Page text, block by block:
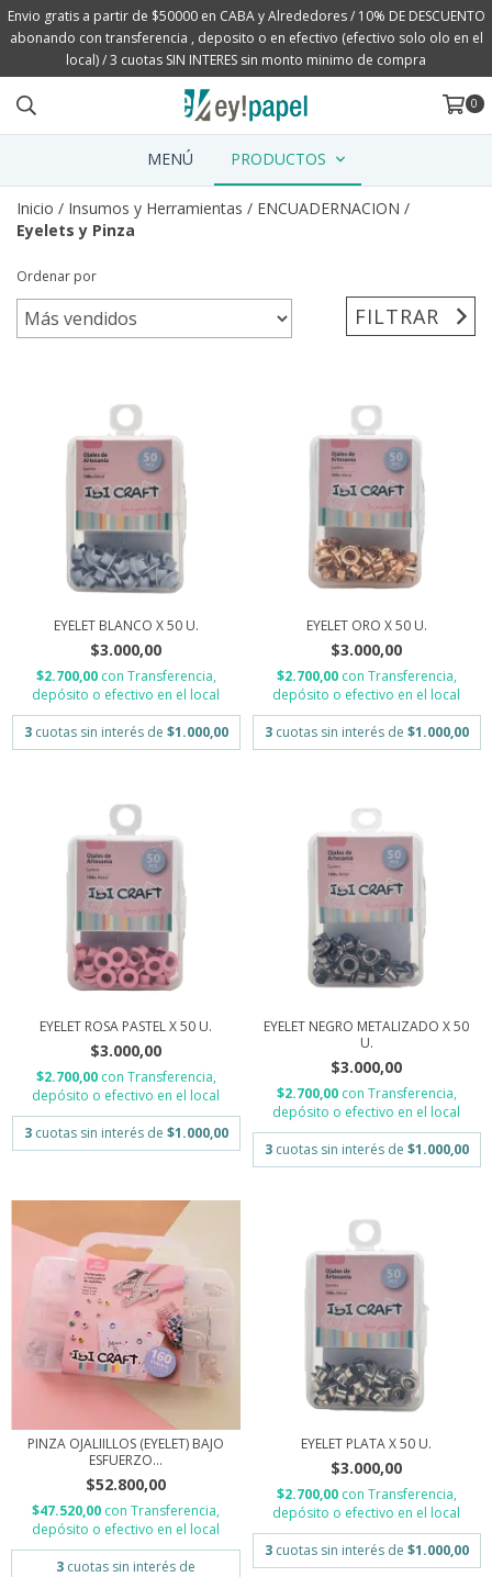
Envio gratis a partir de $50000 en CABA y Alrededores / 10% DE DESCUENTO
abonando con transferencia , deposito o en efectivo (efectivo solo olo en el
local) / 3 cuotas SIN INTERES sin monto minimo de compra
0
MENÚ PRODUCTOS
Inicio / Insumos y Herramientas / ENCUADERNACION /
Eyelets y Pinza
Ordenar por
FILTRAR
EYELET BLANCO X 50 U.
$3.000,00
$2.700,00 con Transferencia,
depósito o efectivo en el local
3 cuotas sin interés de $1.000,00
EYELET ORO X 50 U.
$3.000,00
$2.700,00 con Transferencia,
depósito o efectivo en el local
3 cuotas sin interés de $1.000,00
EYELET ROSA PASTEL X 50 U.
$3.000,00
$2.700,00 con Transferencia,
depósito o efectivo en el local
3 cuotas sin interés de $1.000,00
EYELET NEGRO METALIZADO X 50
U.
$3.000,00
$2.700,00 con Transferencia,
depósito o efectivo en el local
3 cuotas sin interés de $1.000,00
PINZA OJALIILLOS (EYELET) BAJO
ESFUERZO...
$52.800,00
$47.520,00 con Transferencia,
depósito o efectivo en el local
3 cuotas sin interés de
EYELET PLATA X 50 U.
$3.000,00
$2.700,00 con Transferencia,
depósito o efectivo en el local
3 cuotas sin interés de $1.000,00